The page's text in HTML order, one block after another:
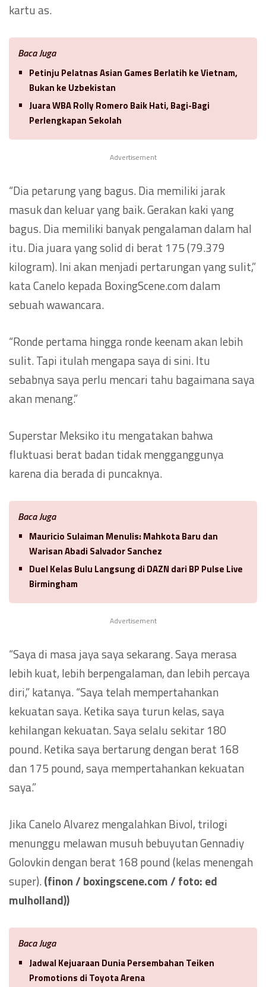
kartu as.
Baca Juga
Petinju Pelatnas Asian Games Berlatih ke Vietnam,
Bukan ke Uzbekistan
Juara WBA Rolly Romero Baik Hati, Bagi-Bagi
Perlengkapan Sekolah
Advertisement
“Dia petarung yang bagus. Dia memiliki jarak
masuk dan keluar yang baik. Gerakan kaki yang
bagus. Dia memiliki banyak pengalaman dalam hal
itu. Dia juara yang solid di berat 175 (79.379
kilogram). Ini akan menjadi pertarungan yang sulit,”
kata Canelo kepada BoxingScene.com dalam
sebuah wawancara.
“Ronde pertama hingga ronde keenam akan lebih
sulit. Tapi itulah mengapa saya di sini. Itu
sebabnya saya perlu mencari tahu bagaimana saya
akan menang.”
Superstar Meksiko itu mengatakan bahwa
fluktuasi berat badan tidak mengganggunya
karena dia berada di puncaknya.
Baca Juga
Mauricio Sulaiman Menulis: Mahkota Baru dan
Warisan Abadi Salvador Sanchez
Duel Kelas Bulu Langsung di DAZN dari BP Pulse Live
Birmingham
Advertisement
“Saya di masa jaya saya sekarang. Saya merasa
lebih kuat, lebih berpengalaman, dan lebih percaya
diri,” katanya. “Saya telah mempertahankan
kekuatan saya. Ketika saya turun kelas, saya
kehilangan kekuatan. Saya selalu sekitar 180
pound. Ketika saya bertarung dengan berat 168
dan 175 pound, saya mempertahankan kekuatan
saya.”
Jika Canelo Alvarez mengalahkan Bivol, trilogi
menunggu melawan musuh bebuyutan Gennadiy
Golovkin dengan berat 168 pound (kelas menengah
super).(finon / boxingscene.com / foto: ed
mulholland))
Baca Juga
Jadwal Kejuaraan Dunia Persembahan Teiken
Promotions di Toyota Arena